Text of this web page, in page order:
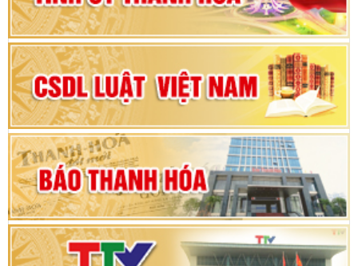
Đại hội đại biểu Đảng bộ xã Yên Thọ lần thứ I,
nhiệm kỳ 2025 – 2030
Đại hội Đảng bộ xã Yên Ninh lần thứ nhất,
nhiệm kỳ 2025 - 2030
Khai mạc Kỳ họp bất thường lần thứ 9, Quốc
hội khóa XV
Phiên thảo luận Kỳ họp thứ 24, HĐND tỉnh
Thanh Hóa khóa XVIII, nhiệm kỳ 2021 - 2026
Bế mạc Kỳ họp thứ hai bốn, Hội đồng nhân dân